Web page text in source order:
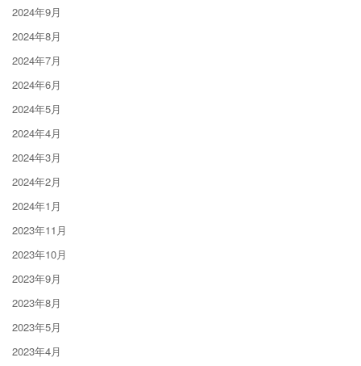
2024年9月
2024年8月
2024年7月
2024年6月
2024年5月
2024年4月
2024年3月
2024年2月
2024年1月
2023年11月
2023年10月
2023年9月
2023年8月
2023年5月
2023年4月